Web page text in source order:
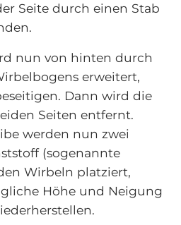
Seite durch einen Stab
nun von hinten durch
erweitert,
Dann wird die
Seiten entfernt.
werden nun zwei
(sogenannte
Wirbeln platziert,
Höhe und Neigung